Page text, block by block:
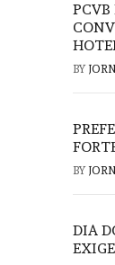
PCVB
BY
BY
DIA